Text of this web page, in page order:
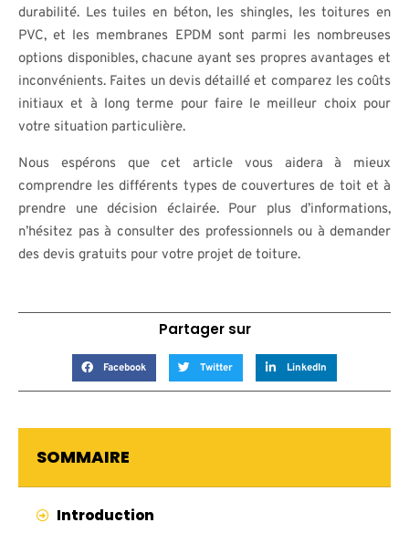
durabilité. Les tuiles en béton, les shingles, les toitures en
PVC, et les membranes EPDM sont parmi les nombreuses
options disponibles, chacune ayant ses propres avantages et
inconvénients. Faites un devis détaillé et comparez les coûts
initiaux et à long terme pour faire le meilleur choix pour
votre situation particulière.
Nous espérons que cet article vous aidera à mieux
comprendre les différents types de couvertures de toit et à
prendre une décision éclairée. Pour plus d’informations,
n’hésitez pas à consulter des professionnels ou à demander
des devis gratuits pour votre projet de toiture.
Partager sur
Facebook Twitter LinkedIn
SOMMAIRE
Introduction